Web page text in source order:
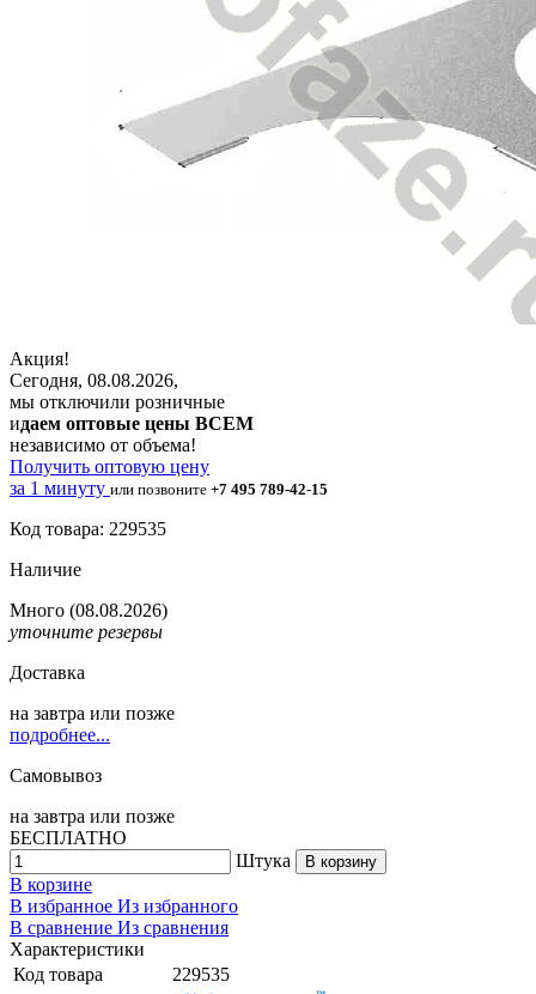
Акция!
Сегодня, 08.08.2026,
мы отключили розничные
идаем оптовые цены ВСЕМ
независимо от объема!
Получить оптовую цену
за 1 минуту или позвоните +7 495 789-42-15
Код товара: 229535
Наличие
Много (08.08.2026)
уточните резервы
Доставка
на завтра или позже
подробнее...
Самовывоз
на завтра или позже
БЕСПЛАТНО
Штука
В корзину
В корзине
В избранное Из избранного
В сравнение Из сравнения
Характеристики
Код товара
229535